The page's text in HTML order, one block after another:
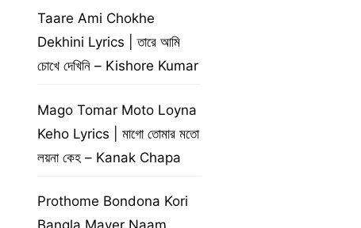
Taare Ami Chokhe
Dekhini Lyrics | তারে আমি
চোখে দেখিনি – Kishore Kumar
Mago Tomar Moto Loyna
Keho Lyrics | মাগো তোমার মতো
লয়না কেহ – Kanak Chapa
Prothome Bondona Kori
Bangla Mayer Naam